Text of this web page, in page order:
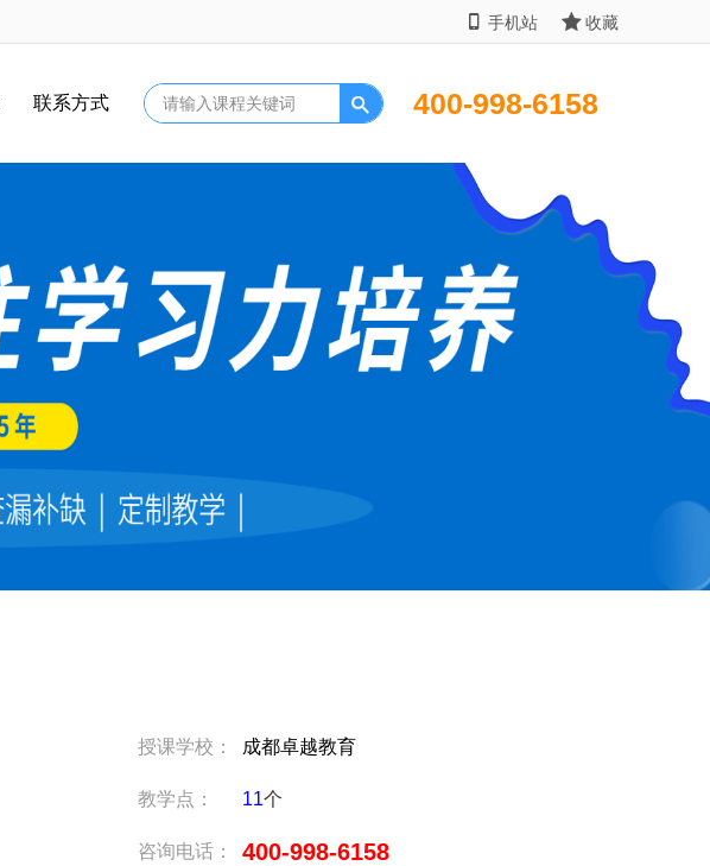
手机站 收藏
联系方式 400-998-6158
授课学校： 成都卓越教育
教学点： 11个
咨询电话： 400-998-6158